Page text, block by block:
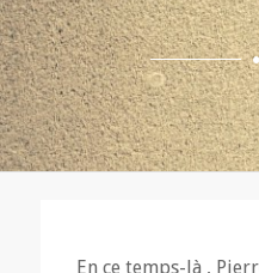
En ce temps-là ,